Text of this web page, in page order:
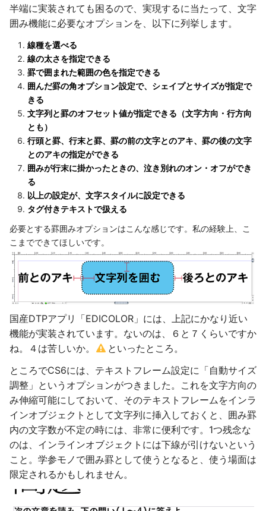
半端に実装されても困るので、実現するに当たって、文字
囲み機能に必要なオプションを、以下に列挙します。
線種を選べる
線の太さを指定できる
罫で囲まれた範囲の色を指定できる
囲んだ罫の角オプション設定で、シェイプとサイズが指定で
きる
文字列と罫のオフセット値が指定できる（文字方向・行方向
とも）
行頭と罫、行末と罫、罫の前の文字とのアキ、罫の後の文字
とのアキの指定ができる
囲みが行末に掛かったときの、泣き別れのオン・オフができ
る
以上の設定が、文字スタイルに設定できる
タグ付きテキストで扱える
必要とする罫囲みオプションはこんな感じです。私の経験上、こ
こまでできてほしいです。
国産DTPアプリ「EDICOLOR」には、上記にかなり近い
機能が実装されています。ないのは、６と７くらいですか
ね。４は苦しいか。
といったところ。
ところでCS6には、テキストフレーム設定に「自動サイズ
調整」というオプションがつきました。これを文字方向の
み伸縮可能にしておいて、そのテキストフレームをインラ
インオブジェクトとして文字列に挿入しておくと、囲み罫
内の文字数が不定の時には、非常に便利です。1つ残念な
のは、インラインオブジェクトには下線が引けないという
こと。学参モノで囲み罫として使うとなると、使う場面は
限定されるかもしれません。